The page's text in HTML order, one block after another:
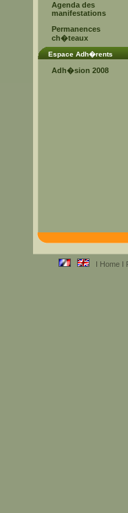
Agenda des
manifestations
Permanences
ch�teaux
Espace Adh�rents
Adh�sion 2008
I Home I